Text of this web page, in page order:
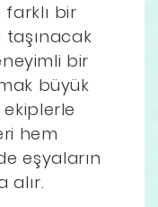
farklı bir
taşınacak
bir
büyük
hem
eşyaların
alır.